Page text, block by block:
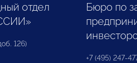
отдел
126)
Бюро по
+7 (495) 247-